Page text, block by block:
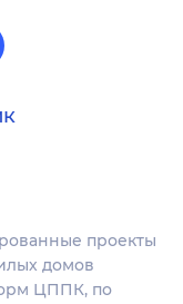
проекты
домов
ЦППК, по